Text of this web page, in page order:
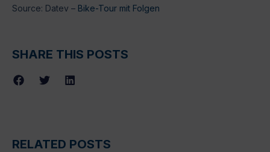
Source: Datev – Bike-Tour mit Folgen
SHARE THIS POSTS
RELATED POSTS